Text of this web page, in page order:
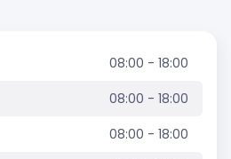
08:00 - 18:00
08:00 - 18:00
08:00 - 18:00